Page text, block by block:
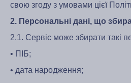
свою згоду з умовами цієї
2. Персональні дані, що
2.1. Сервіс може збирати такі
• ПІБ;
• дата народження;